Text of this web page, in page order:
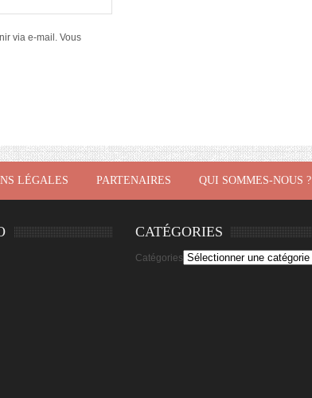
via e-mail. Vous
LÉGALES PARTENAIRES QUI SOMMES-NOUS ?
CATÉGORIES
Catégories